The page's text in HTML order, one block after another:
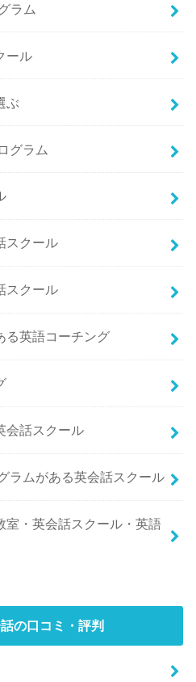
ラム
ール
ぶ
グラム
スクール
スクール
る英語コーチング
会話スクール
ラムがある英会話スクール
室・英会話スクール・英語
の口コミ・評判